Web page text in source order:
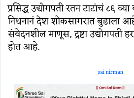
प्रसिद्ध उद्योगपती रतन टाटांचं ८६
निधनानं देश शोकसागरात बुडाला
संवेदनशील माणूस, द्रष्टा उद्योगपती
होत आहे.
sai nirman